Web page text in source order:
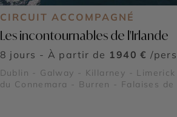
CIRCUIT ACCOMPAGNÉ
Les incontournables de l'Irlande
8 jours - À partir de 1940 € /pers
Dublin - Galway - Killarney -
du Connemara - Burren - Falaises de